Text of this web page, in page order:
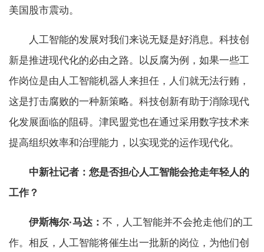
美国股市震动。
人工智能的发展对我们来说无疑是好消息。科技创
新是推进现代化的必由之路。以反腐为例，如果一些工
作岗位是由人工智能机器人来担任，人们就无法行贿，
这是打击腐败的一种新策略。科技创新有助于消除现代
化发展面临的阻碍。津民盟党也在通过采用数字技术来
提高组织效率和治理能力，以实现党的运作现代化。
中新社记者：您是否担心人工智能会抢走年轻人的
工作？
伊斯梅尔·马达： 不，人工智能并不会抢走他们的工
作。相反，人工智能将催生出一批新的岗位，为他们创